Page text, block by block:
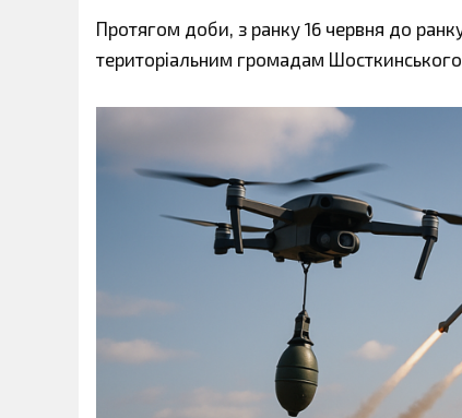
Протягом доби, з ранку 16 червня до ранку
територіальним громадам